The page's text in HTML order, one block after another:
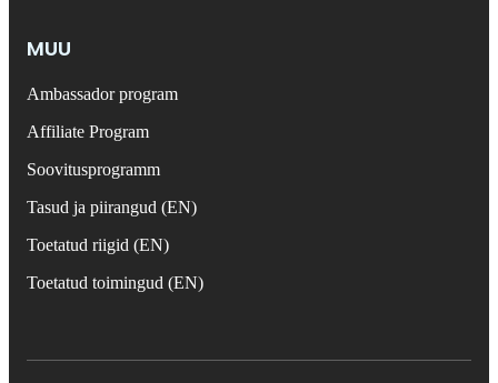
MUU
Ambassador program
Affiliate Program
Soovitusprogramm
Tasud ja piirangud (EN)
Toetatud riigid (EN)
Toetatud toimingud (EN)